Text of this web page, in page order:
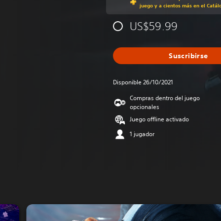
juego y a cientos más en el
US$59.99
Suscribirse
Disponible 26/10/2021
Compras dentro del juego
opcionales
Juego offline activado
1 jugador